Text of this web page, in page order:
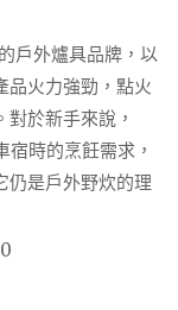
戶外爐具品牌，以
品火力強勁，點火
於新手來說，
時的烹飪需求，
仍是戶外野炊的理